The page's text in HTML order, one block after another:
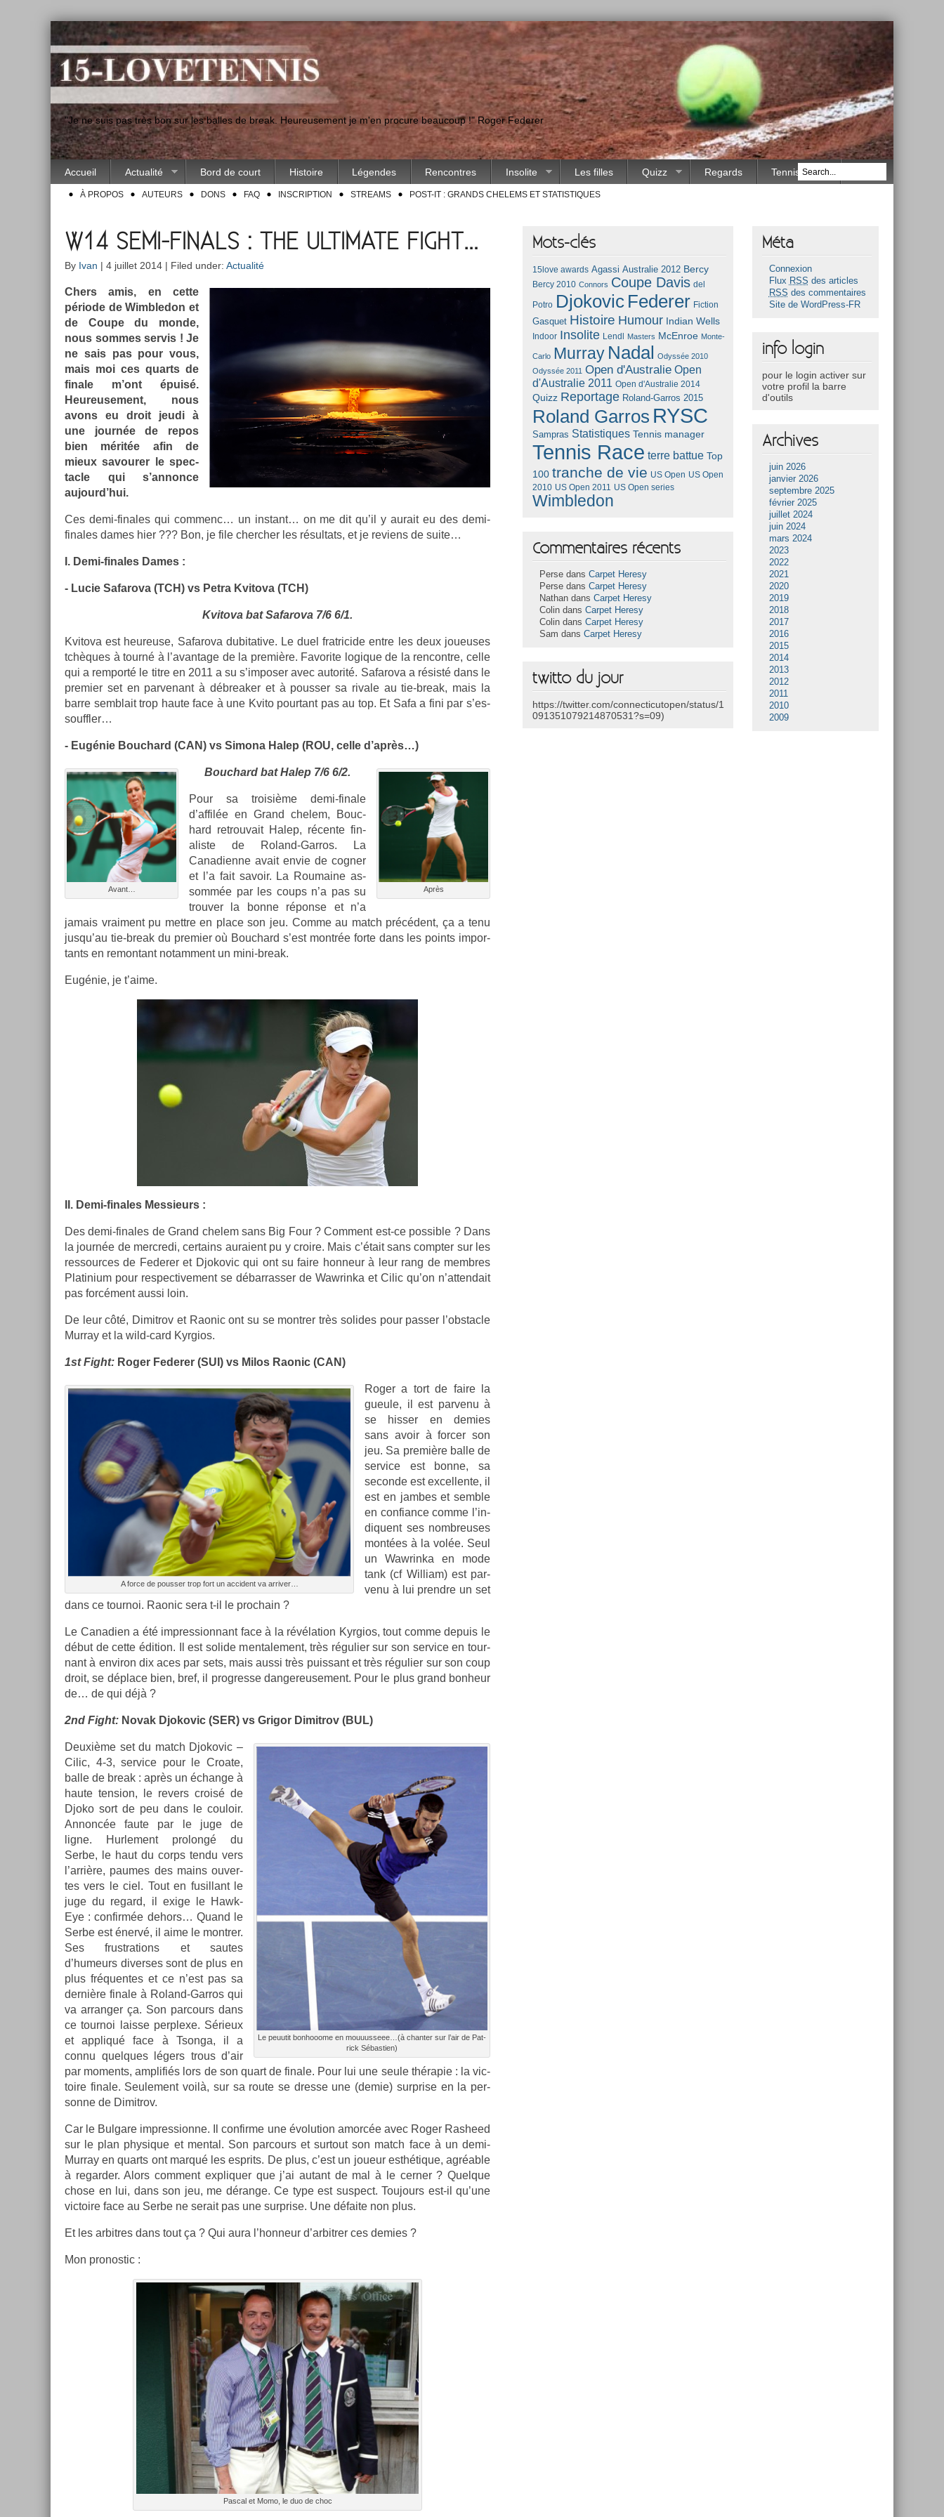
"Je ne suis pas très bon sur les balles de break. Heureusement je m'en procure beaucoup !" Roger Federer
Accueil Actualité Bord de court Histoire Légendes Rencontres Insolite Les filles Quizz Regards Tennis Race
À PROPOS AUTEURS DONS FAQ INSCRIPTION STREAMS POST-IT : GRANDS CHELEMS ET STATISTIQUES
W14 SEMI-FINALS : THE ULTIMATE FIGHT…
By Ivan | 4 juillet 2014 | Filed under: Actualité
Chers amis, en cette
période de Wimbledon et
de Coupe du monde,
nous som­mes ser­vis ! Je
ne sais pas pour vous,
mais moi ces quarts de
fin­ale m’ont épuisé.
Heureuse­ment, nous
avons eu droit jeudi à
une journée de repos
bien méritée afin de
mieux savour­er le spec­
tacle qui s’an­nonce
aujourd’hui.
Ces demi-finales qui com­menc… un in­stant… on me dit qu’il y aurait eu des demi-
finales dames hier ??? Bon, je file cherch­er les résul­tats, et je re­viens de suite…
I. Demi-finales Dames :
- Lucie Safarova (TCH) vs Petra Kvitova (TCH)
Kvitova bat Safarova 7/6 6/1.
Kvitova est heureuse, Safarova dubitative. Le duel frat­ricide entre les deux joueuses
tchèques à tourné à l’avan­tage de la première. Favorite logique de la re­ncontre, celle
qui a re­mporté le titre en 2011 a su s’im­pos­er avec auto­rité. Safarova a résisté dans le
pre­mi­er set en par­venant à débreak­er et à pouss­er sa rivale au tie-break, mais la
barre semblait trop haute face à une Kvito pour­tant pas au top. Et Safa a fini par s’es­
souffl­er…
- Eugénie Bouc­hard (CAN) vs Simona Halep (ROU, celle d’après…)
Après
Avant…
Bouc­hard bat Halep 7/6 6/2.
Pour sa troisiè­me demi-finale
d’affilée en Grand chelem, Bouc­
hard retro­uvait Halep, récente fin­
alis­te de Roland-Garros. La
Canadien­ne avait envie de cog­n­er
et l’a fait savoir. La Roumaine as­
sommée par les coups n’a pas su
trouv­er la bonne réponse et n’a
jamais vrai­ment pu mettre en place son jeu. Comme au match précédent, ça a tenu
jusqu’au tie-break du pre­mi­er où Bouc­hard s’est montrée forte dans les points im­por­
tants en re­mon­tant notam­ment un mini-break.
Eugénie, je t’aime.
II. Demi-finales Mes­sieurs :
Des demi-finales de Grand chelem sans Big Four ? Com­ment est-ce pos­sible ? Dans
la journée de mercredi, cer­tains auraient pu y croire. Mais c’était sans com­pt­er sur les
re­ssour­ces de Feder­er et Djokovic qui ont su faire hon­neur à leur rang de mem­bres
Platinium pour re­spec­tive­ment se débar­rass­er de Waw­rinka et Cilic qu’on n’at­tendait
pas forcément aussi loin.
De leur côté, Di­mit­rov et Raonic ont su se montr­er très sol­ides pour pass­er l’obstac­le
Mur­ray et la wild-card Kyr­gios.
1st Fight: Roger Feder­er (SUI) vs Milos Raonic (CAN)
A force de pouss­er trop fort un ac­cident va ar­riv­er…
Roger a tort de faire la
gueule, il est par­venu à
se hiss­er en de­m­ies
sans avoir à forc­er son
jeu. Sa première balle de
ser­vice est bonne, sa
secon­de est ex­cel­lente, il
est en jam­bes et semble
en con­fian­ce comme l’in­
diquent ses nombreuses
montées à la volée. Seul
un Waw­rinka en mode
tank (cf Wil­liam) est par­
venu à lui pre­ndre un set
dans ce tour­noi. Raonic sera t-il le pro­chain ?
Le Canadi­en a été im­pres­sion­nant face à la révéla­tion Kyr­gios, tout comme de­puis le
début de cette édi­tion. Il est sol­ide men­tale­ment, très réguli­er sur son ser­vice en tour­
nant à en­viron dix aces par sets, mais aussi très puis­sant et très réguli­er sur son coup
droit, se déplace bien, bref, il pro­gres­se dan­gereuse­ment. Pour le plus grand bon­heur
de… de qui déjà ?
2nd Fight: Novak Djokovic (SER) vs Grigor Di­mit­rov (BUL)
Le peuutit bon­hooome en mouuus­seee…(à chant­er sur l’air de Pat­
rick Sébas­ti­en)
Deuxième set du match Djokovic –
Cilic, 4-3, ser­vice pour le Croate,
balle de break : après un échan­ge à
haute tens­ion, le re­v­ers croisé de
Djoko sort de peu dans le co­uloir.
An­noncée faute par le juge de
ligne. Hur­le­ment pro­longé du
Serbe, le haut du corps tendu vers
l’arrière, paumes des mains ouver­
tes vers le ciel. Tout en fusil­lant le
juge du re­gard, il exige le Hawk-
Eye : con­firmée de­hors… Quand le
Serbe est énervé, il aime le montr­er.
Ses frustra­tions et sautes
d’humeurs di­ver­ses sont de plus en
plus fréquen­tes et ce n’est pas sa
dernière fin­ale à Roland-Garros qui
va ar­rang­er ça. Son par­cours dans
ce tour­noi lais­se per­plexe. Sérieux
et appliqué face à Tson­ga, il a
connu quel­ques légers trous d’air
par mo­ments, amplifiés lors de son quart de fin­ale. Pour lui une seule thérapie : la vic­
toire fin­ale. Seule­ment voilà, sur sa route se dres­se une (demie) sur­pr­ise en la per­
son­ne de Di­mit­rov.
Car le Bul­gare im­pres­sion­ne. Il con­fir­me une évolu­tion amorcée avec Roger Ras­heed
sur le plan physique et ment­al. Son par­cours et sur­tout son match face à un demi-
Murray en quarts ont marqué les esprits. De plus, c’est un joueur esthétique, agréable
à re­gard­er. Alors com­ment ex­pliqu­er que j’ai autant de mal à le cern­er ? Quel­que
chose en lui, dans son jeu, me dérange. Ce type est sus­pect. Toujours est-il qu’une
vic­toire face au Serbe ne serait pas une sur­pr­ise. Une défaite non plus.
Et les ar­bitres dans tout ça ? Qui aura l’hon­neur d’ar­bitr­er ces de­m­ies ?
Mon pro­nos­tic :
Pasc­al et Momo, le duo de choc
Mots-clés
15love awards Agassi Australie 2012 Bercy
Bercy 2010 Connors Coupe Davis del
Potro Djokovic Federer Fiction
Gasquet Histoire Humour Indian Wells
Indoor Insolite Lendl Masters McEnroe Monte-
Carlo Murray Nadal
Odyssée 2010
Odyssée 2011 Open d'Australie Open
d'Australie 2011 Open d'Australie 2014
Quizz Reportage Roland-Garros 2015
Roland Garros RYSC
Sampras Statistiques Tennis manager
Tennis Race terre battue Top
100 tranche de vie US Open US Open
2010 US Open 2011 US Open series
Wimbledon
Commentaires récents
Perse dansCarpet Heresy
Perse dansCarpet Heresy
Nathan dansCarpet Heresy
Colin dansCarpet Heresy
Colin dansCarpet Heresy
Sam dansCarpet Heresy
twitto du jour
https://twitter.com/connecticutopen/status/1
091351079214870531?s=09)
Méta
Connexion
Flux RSS des articles
RSS des commentaires
Site de WordPress-FR
info login
pour le login activer sur
votre profil la barre
d'outils
Archives
juin 2026
janvier 2026
septembre 2025
février 2025
juillet 2024
juin 2024
mars 2024
2023
2022
2021
2020
2019
2018
2017
2016
2015
2014
2013
2012
2011
2010
2009